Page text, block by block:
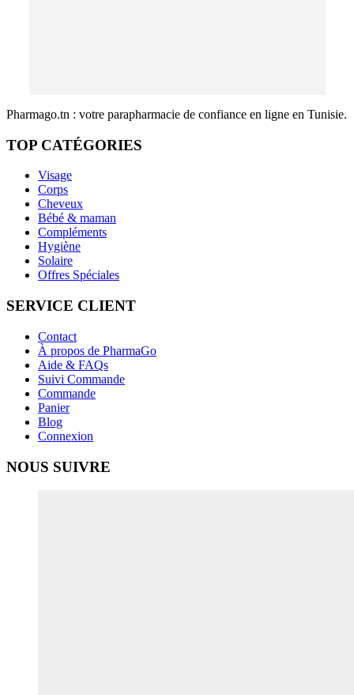
Pharmago.tn : votre parapharmacie de confiance en ligne en Tunisie.
TOP CATÉGORIES
Visage
Corps
Cheveux
Bébé & maman
Compléments
Hygiène
Solaire
Offres Spéciales
SERVICE CLIENT
Contact
À propos de PharmaGo
Aide & FAQs
Suivi Commande
Commande
Panier
Blog
Connexion
NOUS SUIVRE